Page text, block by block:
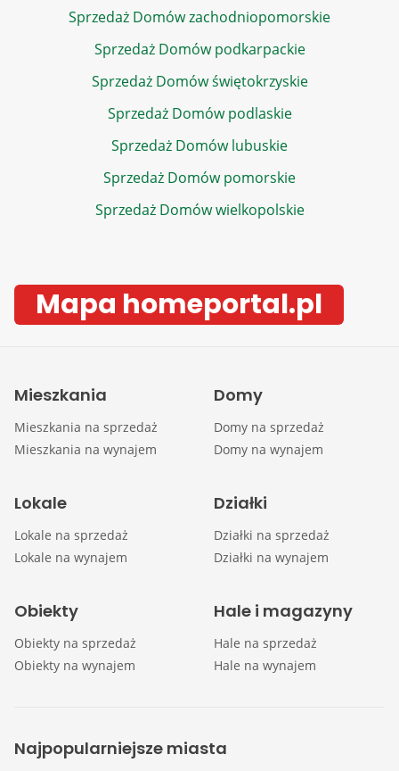
Sprzedaż Domów zachodniopomorskie
Sprzedaż Domów podkarpackie
Sprzedaż Domów świętokrzyskie
Sprzedaż Domów podlaskie
Sprzedaż Domów lubuskie
Sprzedaż Domów pomorskie
Sprzedaż Domów wielkopolskie
Mapa homeportal.pl
Mieszkania
Mieszkania na sprzedaż
Mieszkania na wynajem
Domy
Domy na sprzedaż
Domy na wynajem
Lokale
Lokale na sprzedaż
Lokale na wynajem
Działki
Działki na sprzedaż
Działki na wynajem
Obiekty
Obiekty na sprzedaż
Obiekty na wynajem
Hale i magazyny
Hale na sprzedaż
Hale na wynajem
Najpopularniejsze miasta